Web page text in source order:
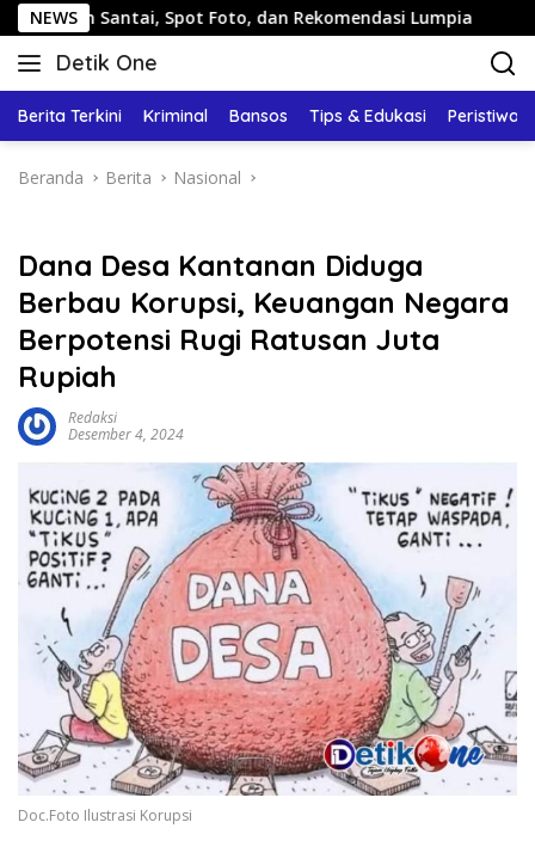
Langsung
ke
konten
NEWSSpot Foto, dan Rekomendasi Lumpia
Detik One
Tajam
Fakta
Berita Terkini Kriminal Bansos Tips & Edukasi Peristiwa
Beranda Berita Nasional
Dana Desa Kantanan Diduga
Berbau Korupsi, Keuangan Negara
Berpotensi Rugi Ratusan Juta
Rupiah
Redaksi
Desember 4, 2024
Doc.Foto Ilustrasi Korupsi